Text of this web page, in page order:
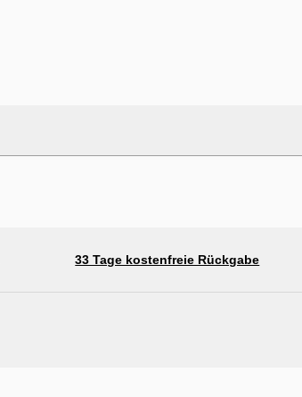
33 Tage kostenfreie Rückgabe